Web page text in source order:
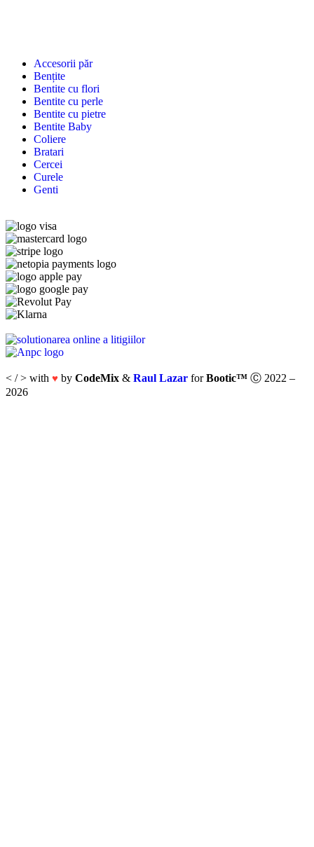
Accesorii păr
Bențite
Bentite cu flori
Bentite cu perle
Bentite cu pietre
Bentite Baby
Coliere
Bratari
Cercei
Curele
Genti
< / > with ♥ by CodeMix & Raul Lazar forBootic™ Ⓒ 2022 –
2026